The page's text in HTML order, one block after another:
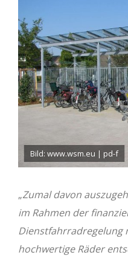
Bild: www.wsm.eu | pd-f
„Zumal davon
im Rahmen der
Dienstfahrradregelung
hochwertige Räder